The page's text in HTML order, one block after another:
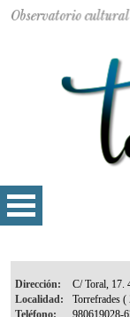
Dirección:
Localidad:
Teléfono: